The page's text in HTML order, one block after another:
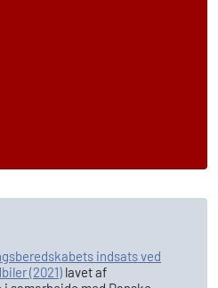
indsats ved
(2021) lavet af